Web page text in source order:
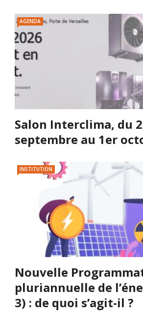
AGENDA
Salon Interclima, du
septembre au 1er
INSTITUTION
Nouvelle
pluriannuelle de
3) : de quoi s’agit-il ?